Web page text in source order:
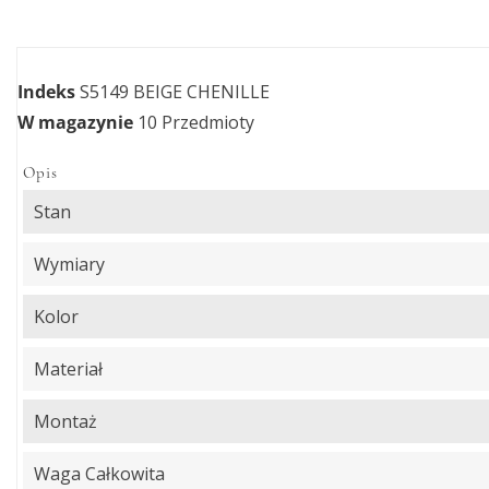
IndeksS5149 BEIGE CHENILLE
W magazynie 10 Przedmioty
Opis
Stan
Wymiary
Kolor
Materiał
Montaż
Waga Całkowita